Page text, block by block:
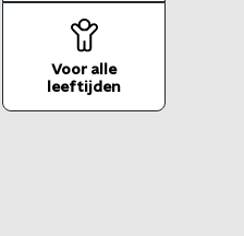
Voor alle
leeftijden